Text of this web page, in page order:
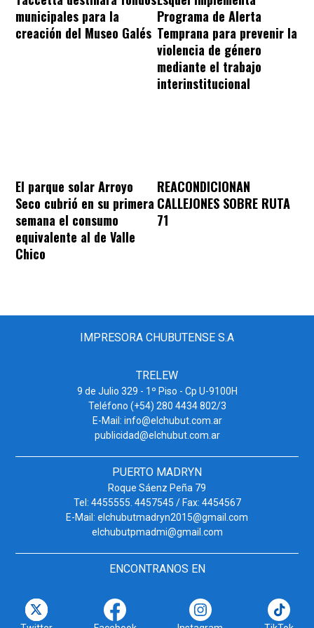
municipales para la
creación del Museo Galés
Programa de Alerta
Temprana para prevenir la
violencia de género
mediante el trabajo
interinstitucional
El parque solar Arroyo
Seco cubrió en su primera
semana el consumo
equivalente al de Valle
Chico
REACONDICIONAN
CALLEJONES SOBRE RUTA
71
IMPRESORA CHUBUTENSE S.A
TRELEW
9 de Julio 329 - 1º Piso - Cp U-9100H
Teléfono (+54) 280 4434 802/3
E-Mail: info@elchubut.com.ar
publicidad@elchubut.com.ar
PUERTO MADRYN
Roque Sáenz Peña 79
Tel: 4455555. 4457545 / Fax: 4454567
E-Mail: elchubutmadryn2015@gmail.com
elchubutpmadmi@gmail.com
ENCONTRANOS EN